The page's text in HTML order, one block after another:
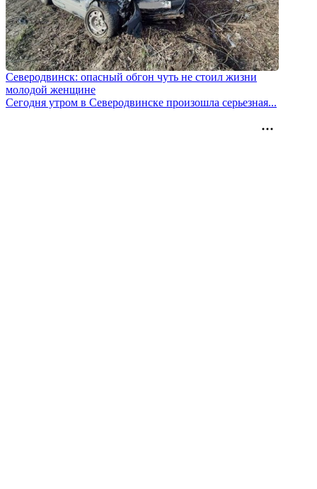
Северодвинск: опасный обгон чуть не стоил жизни
молодой женщине
Сегодня утром в Северодвинске произошла серьезная...